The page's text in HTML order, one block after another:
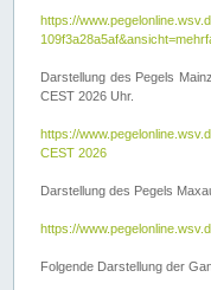
https://
Darstellung des Pegels
CEST 2026 Uhr.
https://
CEST 2026
Darstellung des Pegels
https://
Folgende Darstellung der